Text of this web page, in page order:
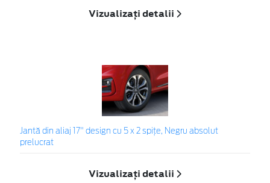
Vizualizați detalii
Jantă din aliaj 17" design cu 5 x 2 spițe, Negru absolut
prelucrat
Vizualizați detalii